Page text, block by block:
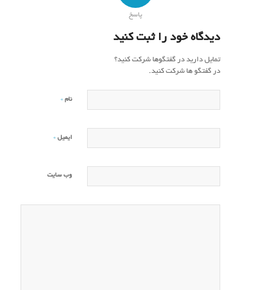
پاسخ
دیدگاه خود را ثبت کنید
تمایل دارید در گفتگوها شرکت کنید؟
در گفتگو ها شرکت کنید.
نام *
ایمیل *
وب‌ سایت